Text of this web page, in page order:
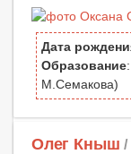
Дата
Образование
М.Семакова)
Олег Кныш /